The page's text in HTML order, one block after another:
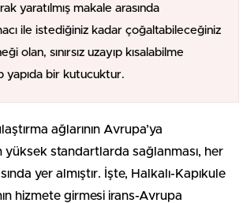
yaratılmış makale arasında
ile istediğiniz kadar çoğaltabileceğiniz
olan, sınırsız uzayıp kısalabilme
yapıda bir kutucuktur.
ağlarının Avrupa’ya
yüksek standartlarda sağlanması, her
yer almıştır. İşte, Halkalı-Kapıkule
hizmete girmesi irans-Avrupa